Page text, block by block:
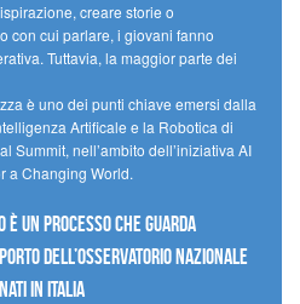
creare storie o
con cui parlare, i giovani fanno
Tuttavia, la maggior parte dei
è uno dei punti chiave emersi dalla
Artificale e la Robotica di
Summit, nell’ambito dell’iniziativa AI
a Changing World.
un processo che guarda
dell’Osservatorio Nazionale
in Italia